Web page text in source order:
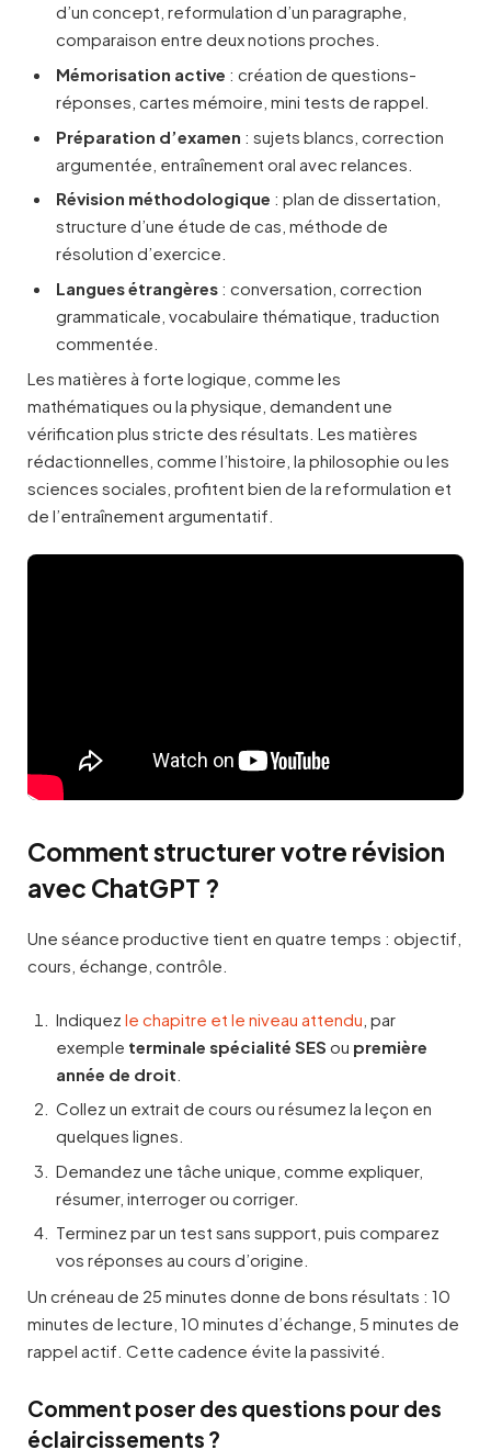
d’un concept, reformulation d’un paragraphe,
comparaison entre deux notions proches.
Mémorisation active : création de questions-
réponses, cartes mémoire, mini tests de rappel.
Préparation d’examen : sujets blancs, correction
argumentée, entraînement oral avec relances.
Révision méthodologique : plan de dissertation,
structure d’une étude de cas, méthode de
résolution d’exercice.
Langues étrangères: conversation, correction
grammaticale, vocabulaire thématique, traduction
commentée.
Les matières à forte logique, comme les
mathématiques ou la physique, demandent une
vérification plus stricte des résultats. Les matières
rédactionnelles, comme l’histoire, la philosophie ou les
sciences sociales, profitent bien de la reformulation et
de l’entraînement argumentatif.
Comment structurer votre révision
avec ChatGPT ?
Une séance productive tient en quatre temps : objectif,
cours, échange, contrôle.
Indiquez le chapitre et le niveau attendu , par
exemple terminale spécialité SES ou première
année de droit
Collez un extrait de cours ou résumez la leçon en
quelques lignes.
Demandez une tâche unique, comme expliquer,
résumer, interroger ou corriger.
Terminez par un test sans support, puis comparez
vos réponses au cours d’origine.
Un créneau de 25 minutes donne de bons résultats : 10
minutes de lecture, 10 minutes d’échange, 5 minutes de
rappel actif. Cette cadence évite la passivité.
Comment poser des questions pour des
éclaircissements ?